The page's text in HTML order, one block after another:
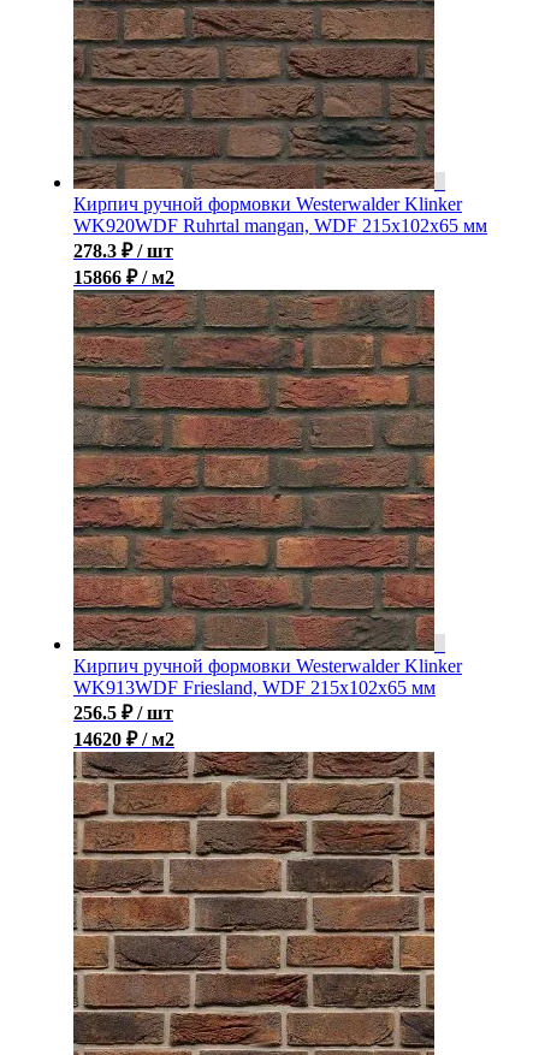
Кирпич ручной формовки Westerwalder Klinker
WK920WDF Ruhrtal mangan, WDF 215x102x65 мм
278.3 ₽ / шт
15866 ₽ / м2
Кирпич ручной формовки Westerwalder Klinker
WK913WDF Friesland, WDF 215x102x65 мм
256.5 ₽ / шт
14620 ₽ / м2